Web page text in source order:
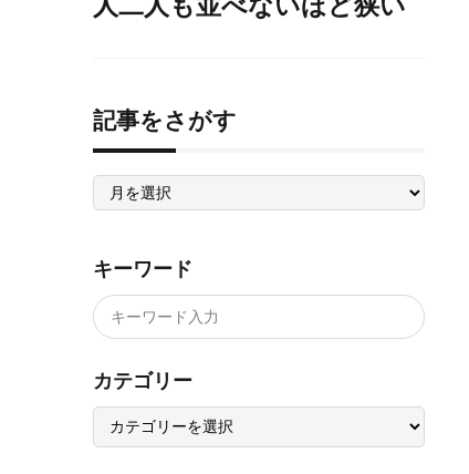
記事をさがす
記
を
す
キーワード
カテゴリー